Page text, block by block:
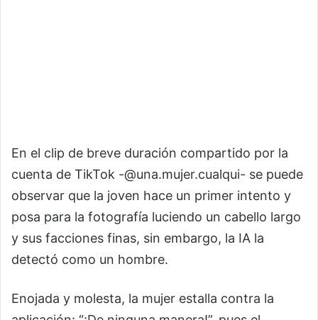
En el clip de breve duración compartido por la
cuenta de TikTok -@una.mujer.cualqui- se puede
observar que la joven hace un primer intento y
posa para la fotografía luciendo un cabello largo
y sus facciones finas, sin embargo, la IA la
detectó como un hombre.
Enojada y molesta, la mujer estalla contra la